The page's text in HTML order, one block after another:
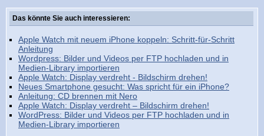
Das könnte Sie auch interessieren:
Apple Watch mit neuem iPhone koppeln: Schritt-für-Schritt
Anleitung
Wordpress: Bilder und Videos per FTP hochladen und in
Medien-Library importieren
Apple Watch: Display verdreht - Bildschirm drehen!
Neues Smartphone gesucht: Was spricht für ein iPhone?
Anleitung: CD brennen mit Nero
Apple Watch: Display verdreht – Bildschirm drehen!
WordPress: Bilder und Videos per FTP hochladen und in
Medien-Library importieren